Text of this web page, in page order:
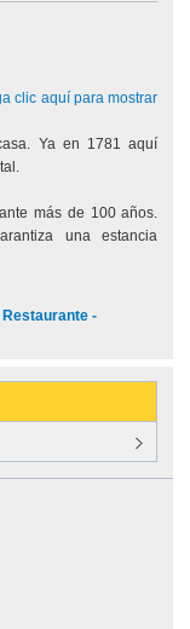
clic aquí para mostrar
Ya en 1781 aquí
más de 100 años.
una estancia
-